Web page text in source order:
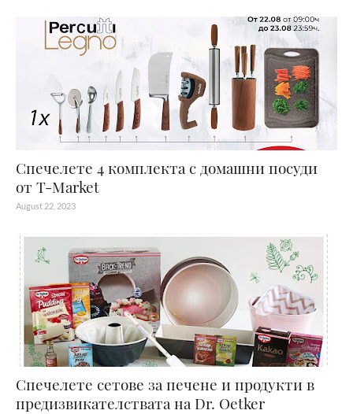
Спечелете 4 комплекта с домашни посуди
от T-Market
August 22, 2023
Спечелете сетове за печене и продукти в
предизвикателствата на Dr. Oetker